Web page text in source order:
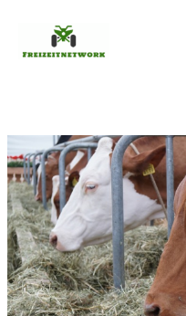
springen